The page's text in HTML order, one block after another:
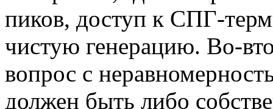
пиков, доступ к СПГ-
чистую генерацию. Во-
вопрос с
должен быть либо